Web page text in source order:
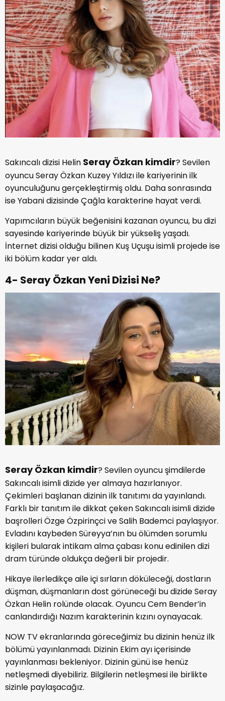
Sakıncalı dizisi Helin Seray Özkan kimdir? Sevilen
oyuncu Seray Özkan Kuzey Yıldızı ile kariyerinin ilk
oyunculuğunu gerçekleştirmiş oldu. Daha sonrasında
ise Yabani dizisinde Çağla karakterine hayat verdi.
Yapımcıların büyük beğenisini kazanan oyuncu, bu dizi
sayesinde kariyerinde büyük bir yükseliş yaşadı.
İnternet dizisi olduğu bilinen Kuş Uçuşu isimli projede ise
iki bölüm kadar yer aldı.
4- Seray Özkan Yeni Dizisi Ne?
Seray Özkan kimdir? Sevilen oyuncu şimdilerde
Sakıncalı isimli dizide yer almaya hazırlanıyor.
Çekimleri başlanan dizinin ilk tanıtımı da yayınlandı.
Farklı bir tanıtım ile dikkat çeken Sakıncalı isimli dizide
başrolleri Özge Özpirinçci ve Salih Bademci paylaşıyor.
Evladını kaybeden Süreyya’nın bu ölümden sorumlu
kişileri bularak intikam alma çabası konu edinilen dizi
dram türünde oldukça değerli bir projedir.
Hikaye ilerledikçe aile içi sırların döküleceği, dostların
düşman, düşmanların dost görüneceği bu dizide Seray
Özkan Helin rolünde olacak. Oyuncu Cem Bender’in
canlandırdığı Nazım karakterinin kızını oynayacak.
NOW TV ekranlarında göreceğimiz bu dizinin henüz ilk
bölümü yayınlanmadı. Dizinin Ekim ayı içerisinde
yayınlanması bekleniyor. Dizinin günü ise henüz
netleşmedi diyebiliriz. Bilgilerin netleşmesi ile birlikte
sizinle paylaşacağız.